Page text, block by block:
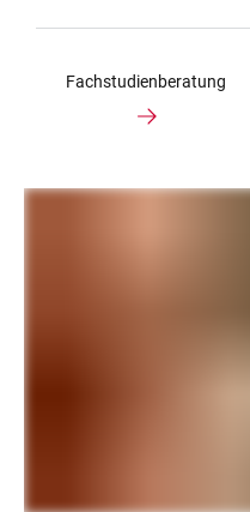
Fachstudienberatung